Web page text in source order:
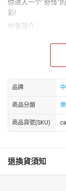
你进入一个“奇怪”
彩!
作者简介：
高级指导师。作品
擅长温暖童话及风
主播简介：
萧然，知名播音
品牌
商品分類
商品貨號(SKU)
退換貨須知